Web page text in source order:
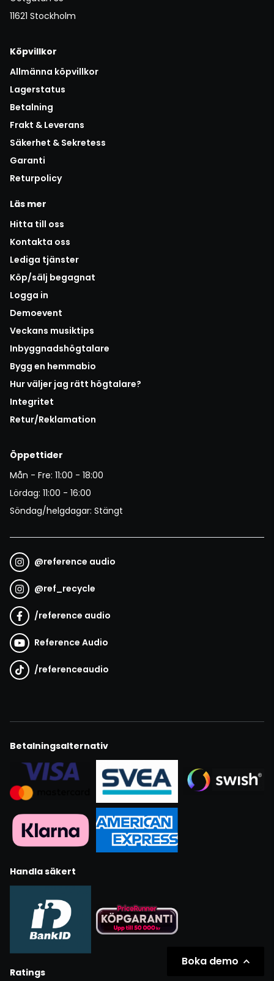
11621 Stockholm
Köpvillkor
Allmänna köpvillkor
Lagerstatus
Betalning
Frakt & Leverans
Säkerhet & Sekretess
Garanti
Returpolicy
Läs mer
Hitta till oss
Kontakta oss
Lediga tjänster
Köp/sälj begagnat
Logga in
Demoevent
Veckans musiktips
Inbyggnadshögtalare
Bygg en hemmabio
Hur väljer jag rätt högtalare?
Integritet
Retur/Reklamation
Öppettider
Mån - Fre: 11:00 - 18:00
Lördag: 11:00 - 16:00
Söndag/helgdagar: Stängt
@reference audio
@ref_recycle
/reference audio
Reference Audio
/referenceaudio
Betalningsalternativ
Handla säkert
Ratings
Boka demo